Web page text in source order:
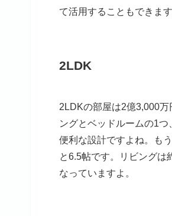
て活用することもできま
2LDK
2LDKの部屋は2億3,000
ングとベッドルームの1
便利な設計ですよね。も
と6.5帖です。リビングは
なっていますよ。